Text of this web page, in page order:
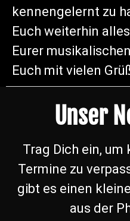
kennengelernt zu
Euch weiterhin
Eurer
Euch mit vielen
Unser
Trag Dich ein,
Termine zu
gibt es einen
aus der